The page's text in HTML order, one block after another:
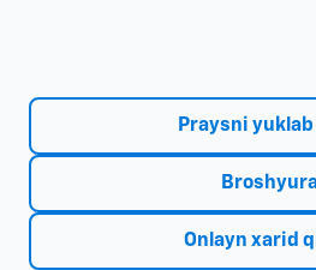
Praysni
Onlayn xarid